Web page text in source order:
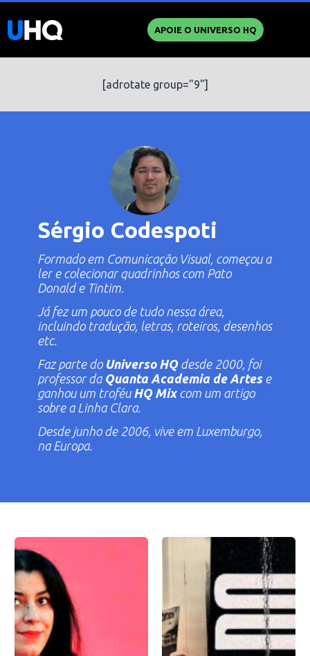
APOIE O UNIVERSO HQ
[adrotate group="9"]
Sérgio Codespoti
Formado em Comunicação Visual, começou a
ler e colecionar quadrinhos com Pato
Donalde Tintim.
Já fez um pouco de tudo nessa área,
incluindo tradução, letras, roteiros, desenhos
etc.
Faz parte do Universo HQ desde 2000, foi
professor da Quanta Academia de Artese
ganhou um troféu HQ Mixcom um artigo
sobre a Linha Clara.
Desde junho de 2006, vive em Luxemburgo,
na Europa.